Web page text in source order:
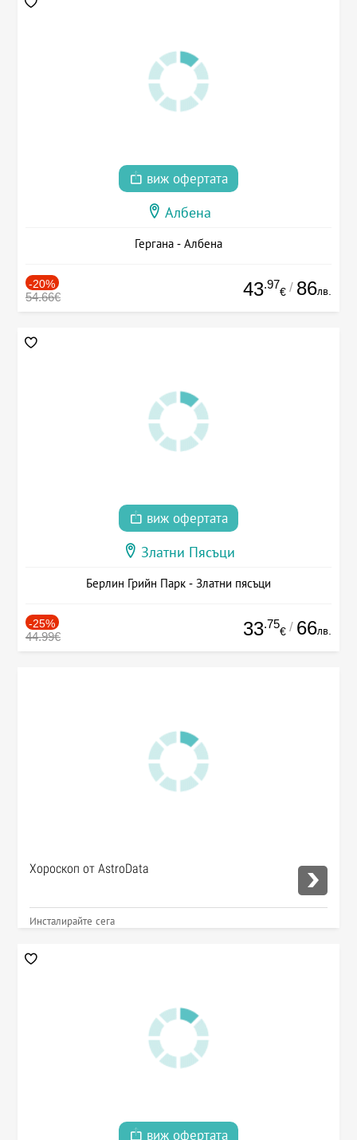
виж офертата
Албена
Гергана - Албена
-20%
54.66€ 43.97
€ / 86лв.
виж офертата
Златни Пясъци
Берлин Грийн Парк - Златни пясъци
-25%
44.99€ 33.75
€ / 66лв.
Хороскоп от AstroData
Инсталирайте сега
виж офертата